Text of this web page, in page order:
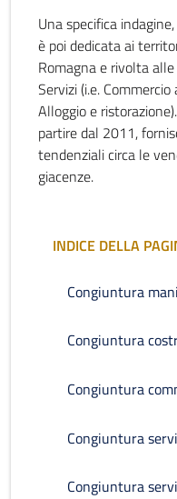
Una specifica
è poi dedicata ai
Romagna e rivolta
Servizi (i.e.
Alloggio e
partire dal 2011,
tendenziali circa le
giacenze.
INDICE DELLA
Congiuntura
Congiuntura
Congiuntura
Congiuntura
Congiuntura